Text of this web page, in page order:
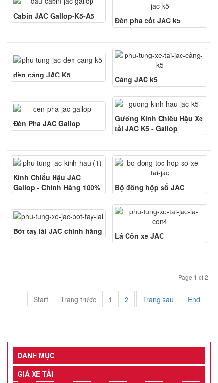
DANH MỤC
GIÁ XE TẢI
Cabin JAC Gallop-K5-A5 Đèn pha cốt JAC k5
đèn cảng JAC K5 Cảng JAC k5
Đèn Pha JAC Gallop
Gương Kính Chiếu Hậu Xe
tải JAC K5 - Gallop
Kính Chiếu Hậu JAC
Gallop - Chính Hãng 100%
Bộ đồng hộp số JAC
Bót tay lái JAC chính hãng Lá Côn xe JAC
Page 1 of 2
Start Trang trước 1 2 Trang sau End